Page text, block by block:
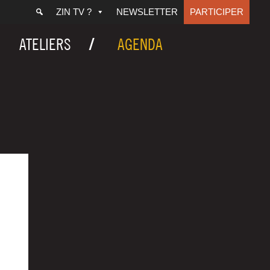
ZIN TV ? NEWSLETTER PARTICIPER
ATELIERS AGENDA